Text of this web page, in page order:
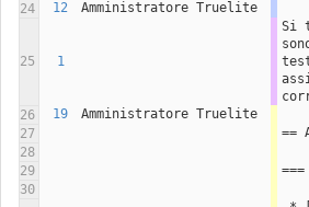
24
12 Amministratore Truelite
25 1
Si
26
19
Amministratore Truelite
27
==
28
29
30